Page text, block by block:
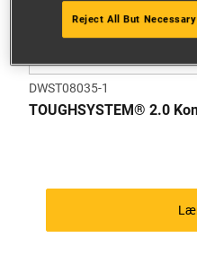
DWST08035-1
TOUGHSYSTEM® 2.0
Reject All But Necessary